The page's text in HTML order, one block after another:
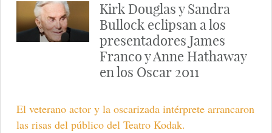
Kirk Douglas y Sandra
Bullock eclipsan a los
presentadores James
Franco y Anne Hathaway
en los Oscar 2011
El veterano actor y la oscarizada intérprete arrancaron
las risas del público del Teatro Kodak.